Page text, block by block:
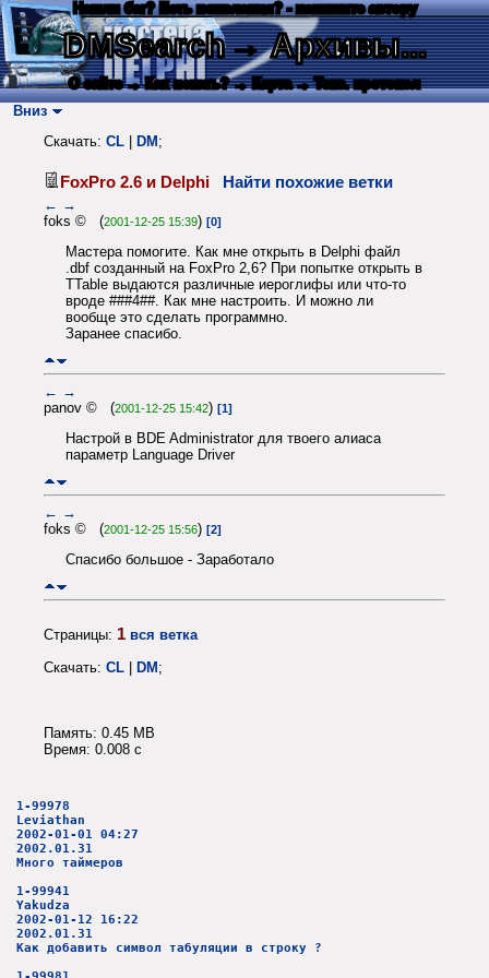
Нашли баг? Есть пожелания? - напишите автору
DMSearch→ Архивы...
О сайте → Как искать? → Карта → Текс. протокол
Вниз
Скачать: CL DM ;
FoxPro 2.6 и Delphi Найти похожие ветки
← →
foks © (2001-12-25 15:39) [0]
Мастера помогите. Как мне открыть в Delphi файл
.dbf созданный на FoxPro 2,6? При попытке открыть в
TTable выдаются различные иероглифы или что-то
вроде ###4##. Как мне настроить. И можно ли
вообще это сделать программно.
Заранее спасибо.
← →
panov © (2001-12-25 15:42) [1]
Настрой в BDE Administrator для твоего алиаса
параметр Language Driver
← →
foks © (2001-12-25 15:56) [2]
Спасибо большое - Заработало
Страницы: 1 вся ветка
Скачать: CL | DM;
Память: 0.45 MB
Время: 0.008 c
1-99978
Leviathan
2002-01-01 04:27
2002.01.31
Много таймеров
1-99941
Yakudza
2002-01-12 16:22
2002.01.31
Как добавить символ табуляции в строку ?